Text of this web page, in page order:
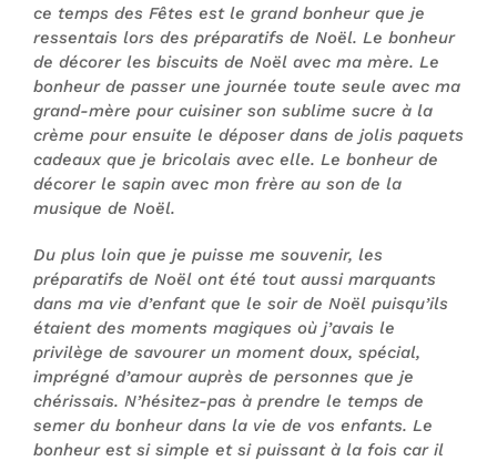
ce temps des Fêtes est le grand bonheur que je
ressentais lors des préparatifs de Noël. Le bonheur
de décorer les biscuits de Noël avec ma mère. Le
bonheur de passer une journée toute seule avec ma
grand-mère pour cuisiner son sublime sucre à la
crème pour ensuite le déposer dans de jolis paquets
cadeaux que je bricolais avec elle. Le bonheur de
décorer le sapin avec mon frère au son de la
musique de Noël.
Du plus loin que je puisse me souvenir, les
préparatifs de Noël ont été tout aussi marquants
dans ma vie d’enfant que le soir de Noël puisqu’ils
étaient des moments magiques où j’avais le
privilège de savourer un moment doux, spécial,
imprégné d’amour auprès de personnes que je
chérissais. N’hésitez-pas à prendre le temps de
semer du bonheur dans la vie de vos enfants. Le
bonheur est si simple et si puissant à la fois car il